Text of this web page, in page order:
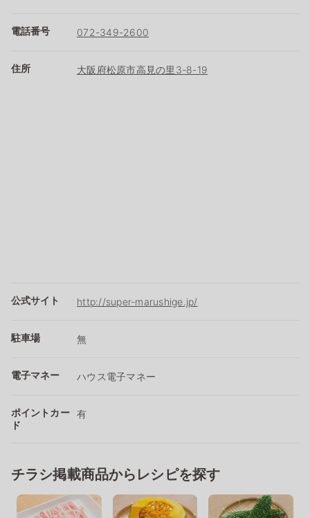
電話番号 072-349-2600
住所 大阪府松原市高見の里3-8-19
公式サイト http://super-marushige.jp/
駐車場 無
電子マネー ハウス電子マネー
ポイントカー
ド
有
チラシ掲載商品からレシピを探す